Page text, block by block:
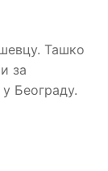
Ташко
за
Београду.